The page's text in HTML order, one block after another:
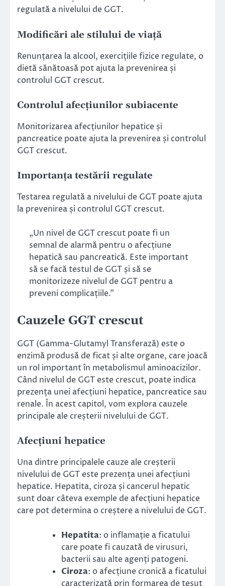
regulată a nivelului de GGT.
Modificări ale stilului de viață
Renunțarea la alcool, exercițiile fizice regulate, o
dietă sănătoasă pot ajuta la prevenirea și
controlul GGT crescut.
Controlul afecțiunilor subiacente
Monitorizarea afecțiunilor hepatice și
pancreatice poate ajuta la prevenirea și controlul
GGT crescut.
Importanța testării regulate
Testarea regulată a nivelului de GGT poate ajuta
la prevenirea și controlul GGT crescut.
„Un nivel de GGT crescut poate fi un
semnal de alarmă pentru o afecțiune
hepatică sau pancreatică. Este important
să se facă testul de GGT și să se
monitorizeze nivelul de GGT pentru a
preveni complicațiile.”
Cauzele GGT crescut
GGT (Gamma-Glutamyl Transferază) este o
enzimă produsă de ficat și alte organe, care joacă
un rol important în metabolismul aminoacizilor.
Când nivelul de GGT este crescut, poate indica
prezența unei afecțiuni hepatice, pancreatice sau
renale. În acest capitol, vom explora cauzele
principale ale creșterii nivelului de GGT.
Afecțiuni hepatice
Una dintre principalele cauze ale creșterii
nivelului de GGT este prezența unei afecțiuni
hepatice. Hepatita, ciroza și cancerul hepatic
sunt doar câteva exemple de afecțiuni hepatice
care pot determina o creștere a nivelului de GGT.
Hepatita: o inflamație a ficatului
care poate fi cauzată de virusuri,
bacterii sau alte agenți patogeni.
Ciroza: o afecțiune cronică a ficatului
caracterizată prin formarea de țesut